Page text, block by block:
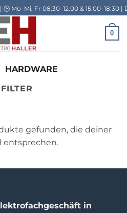
🕒 Mo–Mi, Fr 08:30–12:00 & 15:00–18:30 |
0
HARDWARE
FILTER
gefunden, die deiner
entsprechen.
in